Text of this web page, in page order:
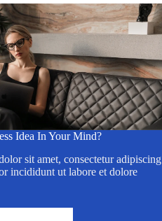
Idea In Your Mind?
sit amet, consectetur adipiscing
incididunt ut labore et dolore